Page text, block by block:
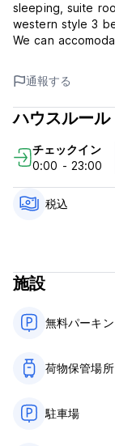
sleeping, suite
western style 3
We can
Please join us in
Bar just below the hostel. Our
traditional cuisine
We also provide tours of
wonderful way to
natural beauty in Nikko. From Autumn leaf,
通報する
ハウスルール
チェックイン
0:00 - 23:00
税込
施設
無料パーキ
荷物保管場所
駐車場